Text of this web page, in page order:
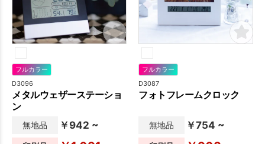
フルカラー
D3096
メタルウェザーステーショ
ン
無地品 ￥942 ~
フルカラー
D3087
フォトフレームクロック
無地品 ￥754 ~